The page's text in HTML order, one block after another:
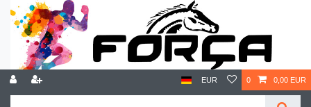
EUR 0 0,00 EUR